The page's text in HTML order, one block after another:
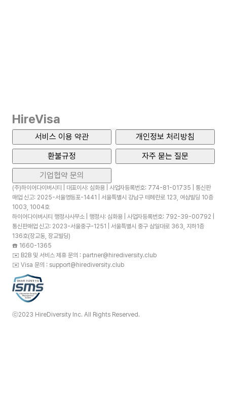
HireVisa
서비스 이용 약관
개인정보 처리방침
환불규정
자주 묻는 질문
기업협약 문의
(주)하이어다이버시티 | 대표이사: 심화용 | 사업자등록번호: 774-81-01735 | 통신판
매업 신고: 2025-서울영등포-1441 | 서울특별시 강남구 테헤란로 123, 여삼빌딩 10층
1003, 1004호
하이어다이버시티 행정사사무소 | 행정사: 심화용 | 사업자등록번호: 792-39-00792 |
통신판매업 신고: 2023-서울중구-1251 | 서울특별시 중구 삼일대로 363, 지하1층
136호(장교동, 장교빌딩)
☎️ 1660-1365
✉️ B2B 및 서비스 제휴 문의 : partner@hirediversity.club
✉️ Visa 문의 : support@hirediversity.club
ⓒ2023 HireDiversity Inc. All Rights Reserved.